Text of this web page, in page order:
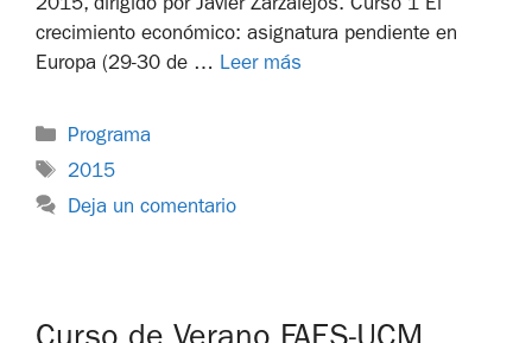
2015, dirigido por Javier Zarzalejos. Curso 1 El
crecimiento económico: asignatura pendiente en
Europa (29-30 de … Leer más
Programa
2015
Deja un comentario